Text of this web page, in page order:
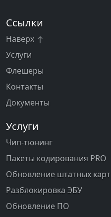
Ссылки
Наверх
Услуги
Флешеры
Контакты
Документы
Услуги
Чип-тюнинг
Пакеты кодирования PRO
Обновление штатных карт
Разблокировка ЭБУ
Обновление ПО